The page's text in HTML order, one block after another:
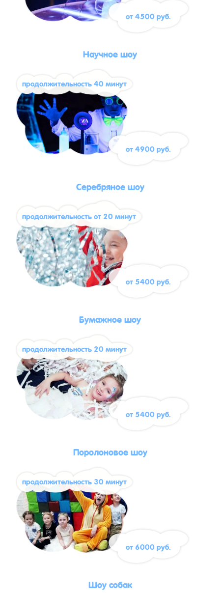
от 4500 руб.
Научное шоу
продолжительность 40 минут
от 4900 руб.
Серебряное шоу
продолжительность от 20 минут
от 5400 руб.
Бумажное шоу
продолжительность 20 минут
от 5400 руб.
Поролоновое шоу
продолжительность 30 минут
от 6000 руб.
Шоу собак